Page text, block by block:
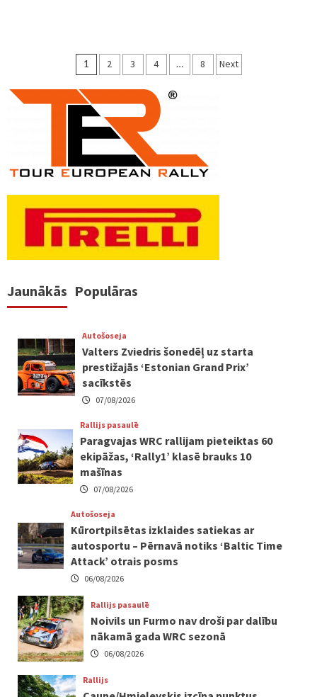
Ziņu
numerācija
pēc
lappusēm
1 2 3 4 … 8 Next
Jaunākās Populāras
Autošoseja
Valters Zviedris šonedēļ uz starta
prestižajās ‘Estonian Grand Prix’
sacīkstēs
07/08/2026
Rallijs pasaulē
Paragvajas WRC rallijam pieteiktas 60
ekipāžas, ‘Rally1’ klasē brauks 10
mašīnas
07/08/2026
Autošoseja
Kūrortpilsētas izklaides satiekas ar
autosportu – Pērnavā notiks ‘Baltic Time
Attack’ otrais posms
06/08/2026
Rallijs pasaulē
Noivils un Furmo nav droši par dalību
nākamā gada WRC sezonā
06/08/2026
Rallijs